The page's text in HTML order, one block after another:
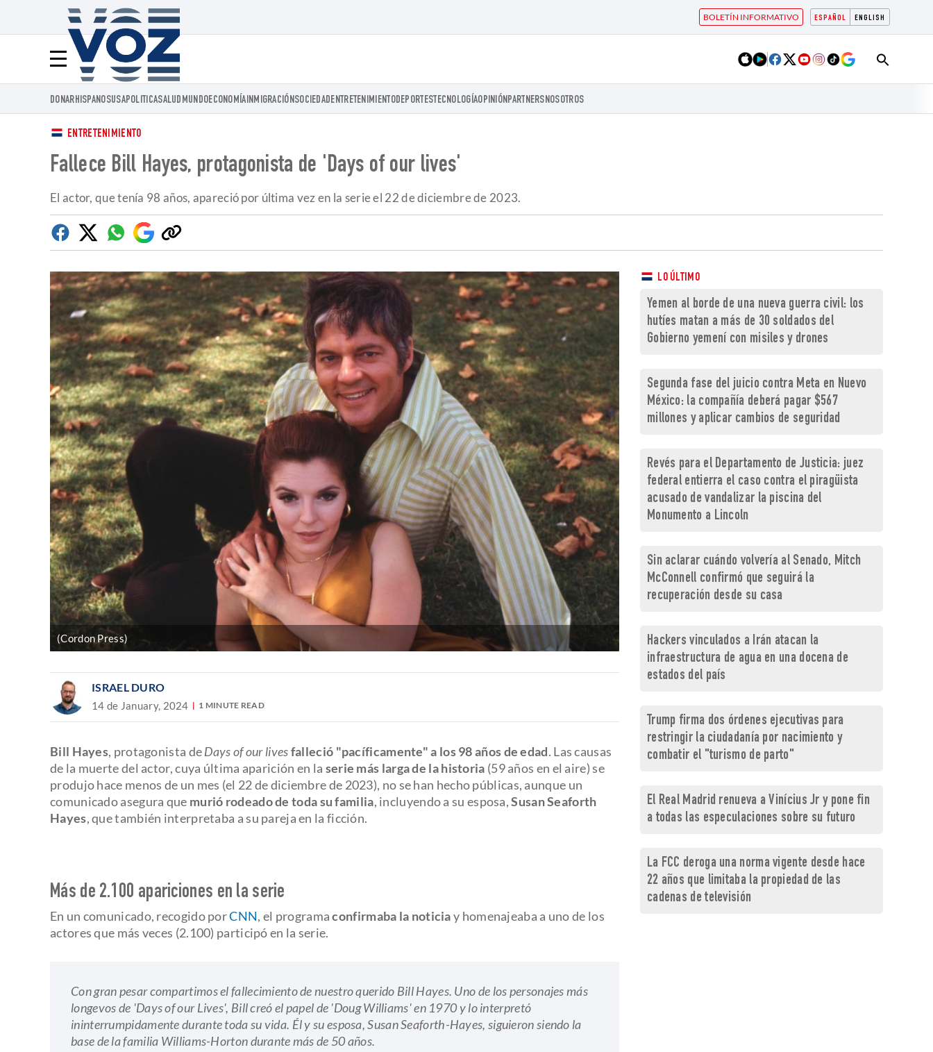
ESPAÑOL ENGLISH
BOLETÍN INFORMATIVO
Menú
Voz.us
DONARHISPANOSUSAPOLITICASALUD MUNDOECONOMÍAINMIGRACIÓNSOCIEDADENTRETENIMIENTODEPORTESTECNOLOGÍAOPINIÓNPARTNERSNOSOTROS
ENTRETENIMIENTO
Fallece Bill Hayes, protagonista de 'Days of our lives'
El actor, que tenía 98 años, apareció por última vez en la serie el 22 de diciembre de 2023.
Facebook
TwitterWhatsapp
Google
Discover
Copiar
enlace
(Cordon Press)
ISRAEL DURO
14 de January, 2024 1 MINUTE READ
Bill Hayes, protagonista deDays of our livesfalleció "pacíficamente" a los 98 años de edad. Las causas
de la muerte del actor, cuya última aparición en la serie más larga de la historia (59 años en el aire) se
produjo hace menos de un mes (el 22 de diciembre de 2023), no se han hecho públicas, aunque un
comunicado asegura que murió rodeado de toda su familia, incluyendo a su esposa,Susan Seaforth
Hayes, que también interpretaba a su pareja en la ficción.
Más de 2.100 apariciones en la serie
En un comunicado, recogido porCNN, el programaconfirmaba la noticiay homenajeaba a uno de los
actores que más veces (2.100) participó en la serie.
Con gran pesar compartimos el fallecimiento de nuestro querido Bill Hayes. Uno de los personajes más
longevos de 'Days of our Lives', Bill creó el papel de 'Doug Williams' en 1970 y lo interpretó
ininterrumpidamente durante toda su vida. Él y su esposa, Susan Seaforth-Hayes, siguieron siendo la
base de la familia Williams-Horton durante más de 50 años.
LO ÚLTIMO
Yemen al borde de una nueva guerra civil: los
hutíes matan a más de 30 soldados del
Gobierno yemení con misiles y drones
Segunda fase del juicio contra Meta en Nuevo
México: la compañía deberá pagar $567
millones y aplicar cambios de seguridad
Revés para el Departamento de Justicia: juez
federal entierra el caso contra el piragüista
acusado de vandalizar la piscina del
Monumento a Lincoln
Sin aclarar cuándo volvería al Senado, Mitch
McConnell confirmó que seguirá la
recuperación desde su casa
Hackers vinculados a Irán atacan la
infraestructura de agua en una docena de
estados del país
Trump firma dos órdenes ejecutivas para
restringir la ciudadanía por nacimiento y
combatir el "turismo de parto"
El Real Madrid renueva a Vinícius Jr y pone fin
a todas las especulaciones sobre su futuro
La FCC deroga una norma vigente desde hace
22 años que limitaba la propiedad de las
cadenas de televisión